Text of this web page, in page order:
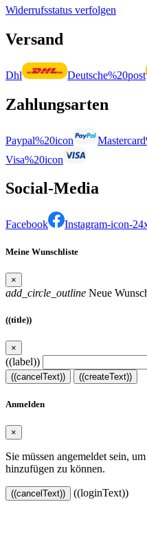
Widerrufsstatus verfolgen
Versand
Dhl Deutsche%20post
Zahlungsarten
Paypal%20icon
Visa%20icon
Social-Media
Facebook Instagram-icon-
Meine Wunschliste
×
add_circle_outline Neue
((title))
×
((label))
((cancelText)) ((createText))
Anmelden
×
Sie müssen angemeldet sein,
hinzufügen zu können.
((cancelText)) ((loginText))